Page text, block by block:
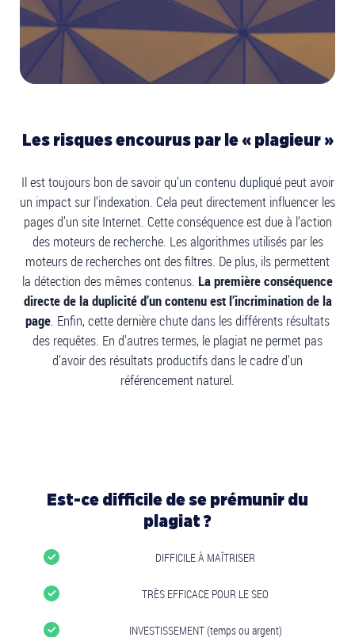
Les risques encourus par le « plagieur »
Il est toujours bon de savoir qu’un contenu dupliqué peut avoir
un impact sur l’indexation. Cela peut directement influencer les
pages d’un site Internet. Cette conséquence est due à l’action
des moteurs de recherche. Les algorithmes utilisés par les
moteurs de recherches ont des filtres. De plus, ils permettent
la détection des mêmes contenus. La première conséquence
directe de la duplicité d’un contenu est l’incrimination de la
page. Enfin, cette dernière chute dans les différents résultats
des requêtes. En d’autres termes, le plagiat ne permet pas
d’avoir des résultats productifs dans le cadre d’un
référencement naturel.
Est-ce difficile de se prémunir du
plagiat ?
DIFFICILE À MAÎTRISER
TRÈS EFFICACE POUR LE SEO
INVESTISSEMENT (temps ou argent)